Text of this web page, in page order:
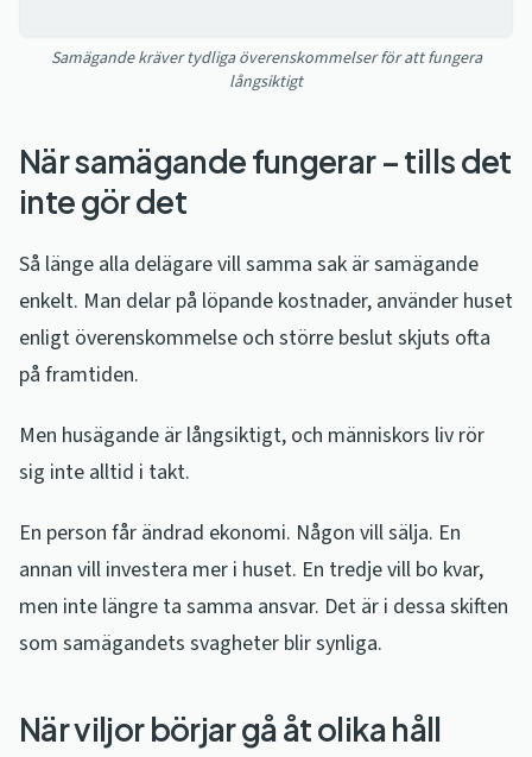
Samägande kräver tydliga överenskommelser för att fungera
långsiktigt
När samägande fungerar – tills det
inte gör det
Så länge alla delägare vill samma sak är samägande
enkelt. Man delar på löpande kostnader, använder huset
enligt överenskommelse och större beslut skjuts ofta
på framtiden.
Men husägande är långsiktigt, och människors liv rör
sig inte alltid i takt.
En person får ändrad ekonomi. Någon vill sälja. En
annan vill investera mer i huset. En tredje vill bo kvar,
men inte längre ta samma ansvar. Det är i dessa skiften
som samägandets svagheter blir synliga.
När viljor börjar gå åt olika håll